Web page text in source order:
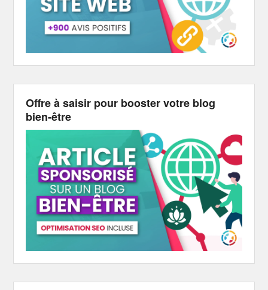
Offre à saisir pour booster votre blog
bien-être